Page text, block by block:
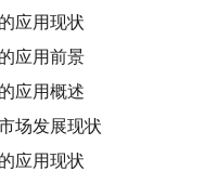
应用现状
应用前景
应用概述
场发展现状
应用现状